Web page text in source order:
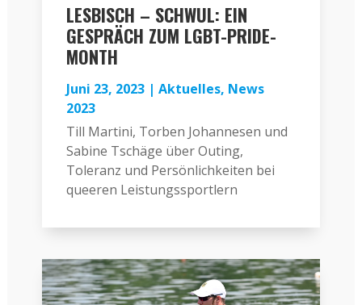
LESBISCH – SCHWUL: EIN
GESPRÄCH ZUM LGBT-PRIDE-
MONTH
Juni 23, 2023| Aktuelles, News
2023
Till Martini, Torben Johannesen und
Sabine Tschäge über Outing,
Toleranz und Persönlichkeiten bei
queeren Leistungssportlern